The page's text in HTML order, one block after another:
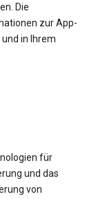
Die
zur App-
in Ihrem
für
und das
von